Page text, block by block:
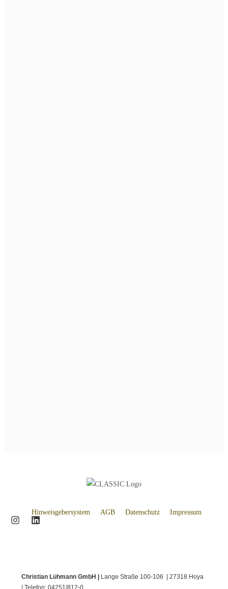
Hinweisgebersystem AGB Datenschutz Impressum
Christian Lühmann GmbH | Lange Straße 100-106 | 27318 Hoya
| Telefon: 04251/812-0